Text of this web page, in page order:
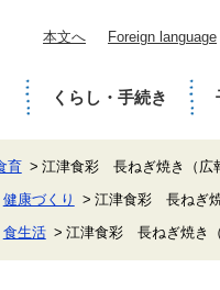
本文へ Foreign language
くらし・手続き
育 江津食彩 長ねぎ焼き（広
健康づくり 江津食彩 長ねぎ焼
食生活 江津食彩 長ねぎ焼き（